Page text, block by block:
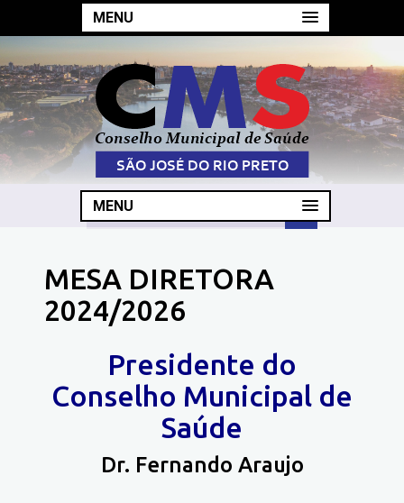
MENU
MENU
MESA DIRETORA
2024/2026
Presidente do
Conselho Municipal de
Saúde
Dr. Fernando Araujo